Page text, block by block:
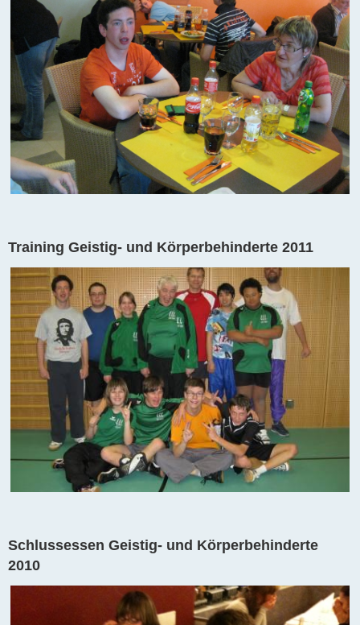
Training Geistig- und Körperbehinderte 2011
Schlussessen Geistig- und Körperbehinderte
2010